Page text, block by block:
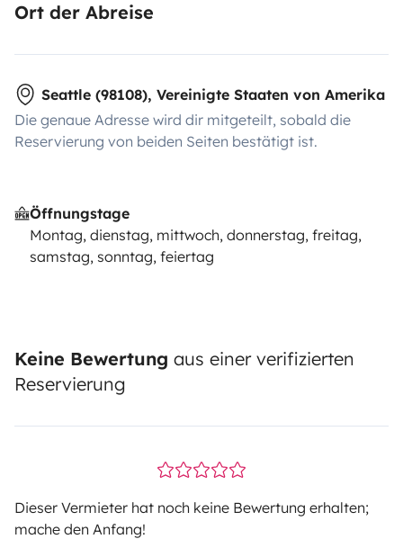
Ort der Abreise
Seattle (98108), Vereinigte Staaten von Amerika
Die genaue Adresse wird dir mitgeteilt, sobald die
Reservierung von beiden Seiten bestätigt ist.
Öffnungstage
Montag, dienstag, mittwoch, donnerstag, freitag,
samstag, sonntag, feiertag
Keine Bewertung aus einer verifizierten
Reservierung
Dieser Vermieter hat noch keine Bewertung erhalten;
mache den Anfang!